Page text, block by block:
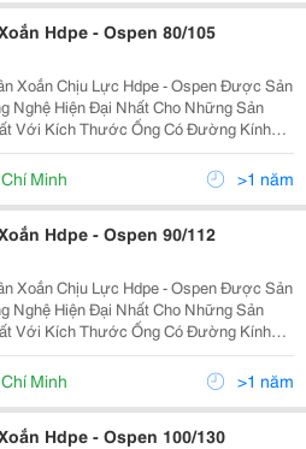
Hdpe - Ospen 80/105
Xoắn Chịu Lực Hdpe - Ospen Được Sản
Nghệ Hiện Đại Nhất Cho Những Sản
Với Kích Thước Ống Có Đường Kính
Độ Dài Liên Tục, Dễ
Khả Năng Chịu Lực Lớn, Kinh Tế, Tiết
Minh >1 năm
Hdpe - Ospen 90/112
Xoắn Chịu Lực Hdpe - Ospen Được Sản
Nghệ Hiện Đại Nhất Cho Những Sản
Với Kích Thước Ống Có Đường Kính
Độ Dài Liên Tục, Dễ
Khả Năng Chịu Lực Lớn, Kinh Tế, Tiết
Minh >1 năm
Hdpe - Ospen 100/130